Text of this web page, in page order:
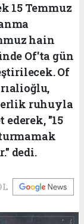
15 Temmuz
hain
Of'ta gün
Of
ruhuyla
"15
dedi.